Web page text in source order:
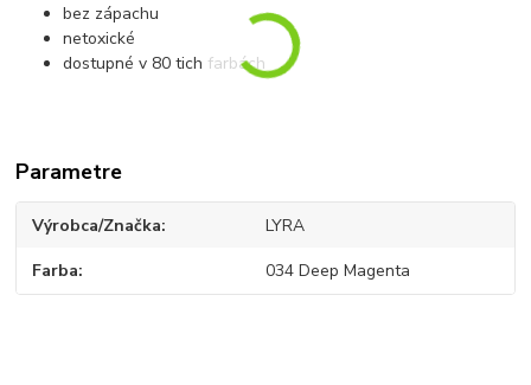
bez zápachu
netoxické
dostupné v 80 tich farbách
Parametre
Výrobca/Značka LYRA
Farba 034 Deep Magenta